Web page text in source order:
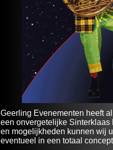
Geerling Evenementen heeft
een onvergetelijke
en mogelijkheden kunnen wij
eventueel in een totaal